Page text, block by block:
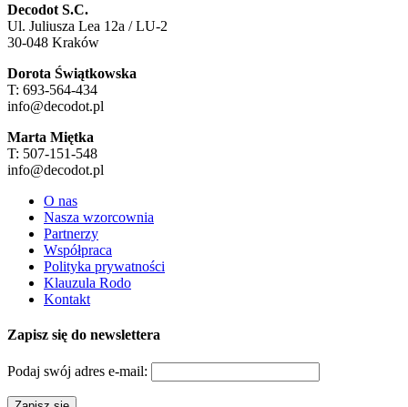
Decodot S.C.
Ul. Juliusza Lea 12a / LU-2
30-048 Kraków
Dorota Świątkowska
T: 693-564-434
info@decodot.pl
Marta Miętka
T: 507-151-548
info@decodot.pl
O nas
Nasza wzorcownia
Partnerzy
Współpraca
Polityka prywatności
Klauzula Rodo
Kontakt
Zapisz się do newslettera
Podaj swój adres e-mail: